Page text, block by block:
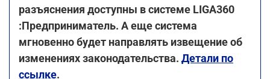
разъяснения доступны в системе LIGA360
:Предприниматель. А еще система
мгновенно будет направлять извещение об
изменениях законодательства. Детали по
ссылке.